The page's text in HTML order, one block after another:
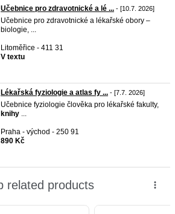
Učebnice pro zdravotnické a lé ... - [10.7. 2026]
Učebnice pro zdravotnické a lékařské obory –
biologie, ...
Litoměřice - 411 31
V textu
Lékařská fyziologie a atlas fy ... - [7.7. 2026]
Učebnice fyziologie člověka pro lékařské fakulty,
knihy ...
Praha - východ - 250 91
890 Kč